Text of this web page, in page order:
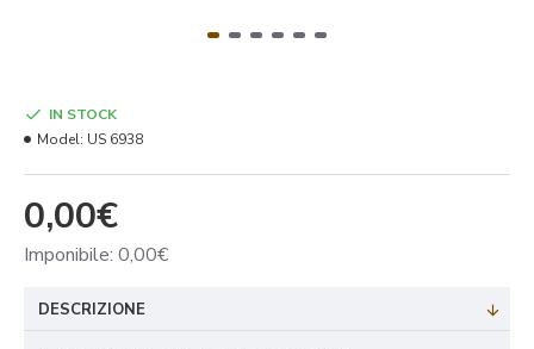
0,00€
Imponibile: 0,00€
IN STOCK
Model: US 6938
DESCRIZIONE